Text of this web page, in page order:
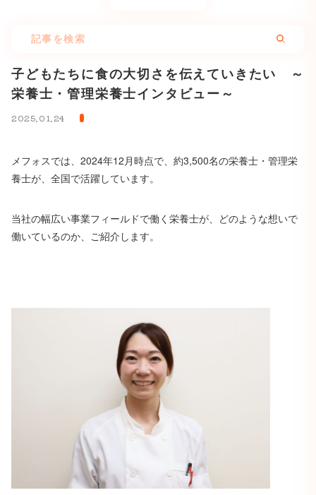
子どもたちに食の大切さを伝えていきたい ～
栄養士・管理栄養士インタビュー～
2025.01.24
メフォスでは、2024年12月時点で、約3,500名の栄養士・管理栄
養士が、全国で活躍しています。
当社の幅広い事業フィールドで働く栄養士が、どのような想いで
働いているのか、ご紹介します。